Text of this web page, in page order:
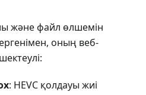
және файл өлшемін
оның веб-
: HEVC қолдауы жиі